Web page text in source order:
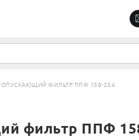
ФИЛЬТР ППФ 158-254
фильтр ППФ